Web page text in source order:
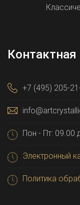
+7 (495) 205-
Пон - Пт: 09.00
Электронный
Политика